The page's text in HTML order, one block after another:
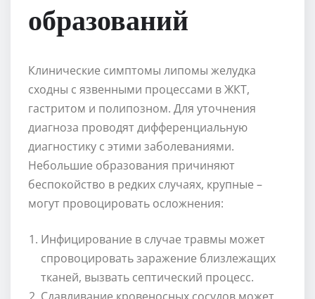
образований
Клинические симптомы липомы желудка
сходны с язвенными процессами в ЖКТ,
гастритом и полипозном. Для уточнения
диагноза проводят дифференциальную
диагностику с этими заболеваниями.
Небольшие образования причиняют
беспокойство в редких случаях, крупные –
могут провоцировать осложнения:
Инфицирование в случае травмы может
спровоцировать заражение близлежащих
тканей, вызвать септический процесс.